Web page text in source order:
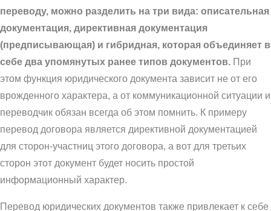
переводу, можно разделить на три вида: описательная
документация, директивная документация
(предписывающая) и гибридная, которая объединяет в
себе два упомянутых ранее типов документов. При
этом функция юридического документа зависит не от его
врожденного характера, а от коммуникационной ситуации и
переводчик обязан всегда об этом помнить. К примеру
перевод договора является директивной документацией
для сторон-участниц этого договора, а вот для третьих
сторон этот документ будет носить простой
информационный характер.
Перевод юридических документов также привлекает к себе